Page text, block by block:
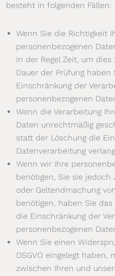
besteht in folgenden Fällen:
Wenn Sie die Richtigkeit
personenbezogenen
in der Regel Zeit, um
Dauer der Prüfung haben
Einschränkung der
personenbezogenen
Wenn die Verarbeitung
Daten unrechtmäßig
statt der Löschung die
Datenverarbeitung
Wenn wir Ihre
benötigen, Sie sie jedoch
oder Geltendmachung
benötigen, haben Sie
die Einschränkung der
personenbezogenen
Wenn Sie einen
DSGVO eingelegt haben,
zwischen Ihren und